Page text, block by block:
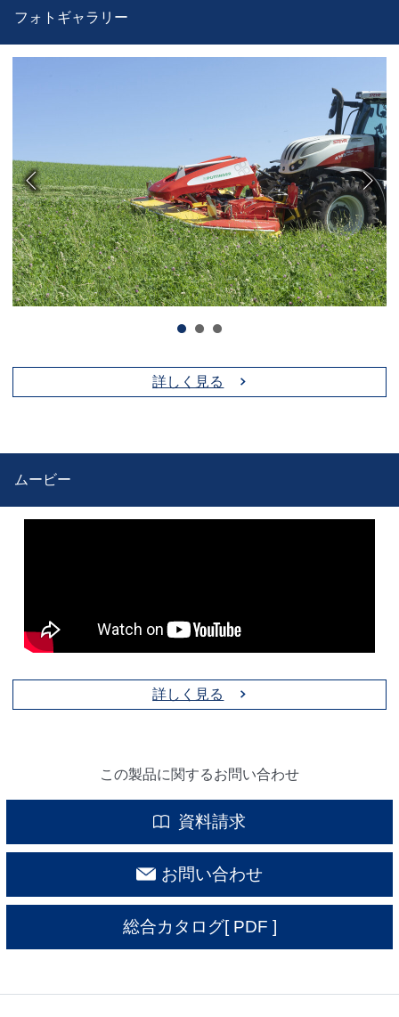
フォトギャラリー
詳しく見る
ムービー
詳しく見る
この製品に関するお問い合わせ
資料請求
お問い合わせ
総合カタログ[ PDF ]